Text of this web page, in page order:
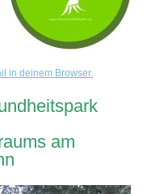
in deinem Browser.
am